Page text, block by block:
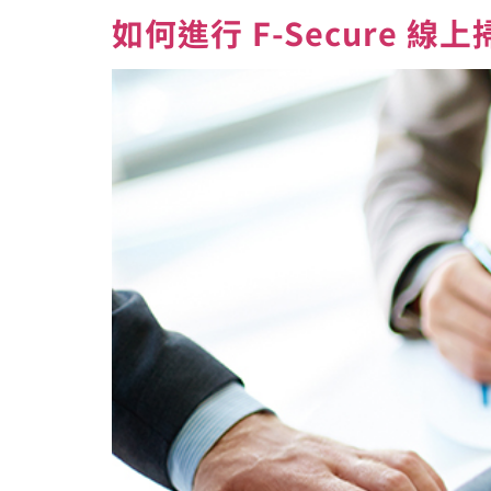
如何進行 F-Secure 線上